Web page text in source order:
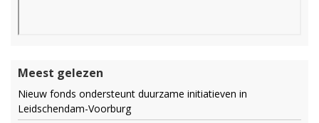
Meest gelezen
Nieuw fonds ondersteunt duurzame initiatieven in
Leidschendam-Voorburg